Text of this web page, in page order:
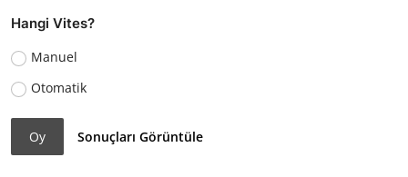
Hangi Vites?
Manuel
Otomatik
Oy Sonuçları Görüntüle